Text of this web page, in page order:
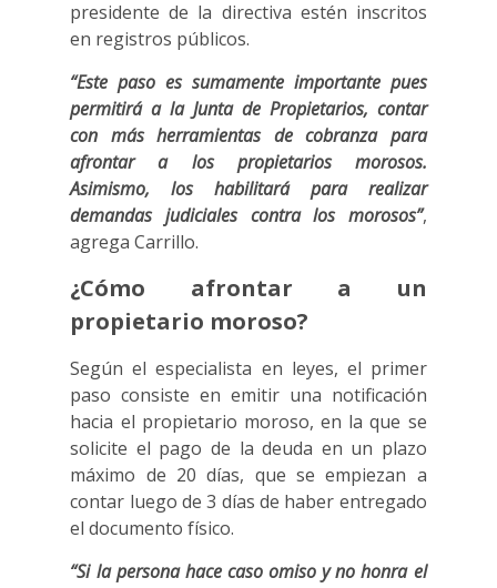
presidente de la directiva estén inscritos
en registros públicos.
“Este paso es sumamente importante pues
permitirá a la Junta de Propietarios, contar
con más herramientas de cobranza para
afrontar a los propietarios morosos.
Asimismo, los habilitará para realizar
demandas judiciales contra los morosos”,
agrega Carrillo.
¿Cómo afrontar a un
propietario moroso?
Según el especialista en leyes, el primer
paso consiste en emitir una notificación
hacia el propietario moroso, en la que se
solicite el pago de la deuda en un plazo
máximo de 20 días, que se empiezan a
contar luego de 3 días de haber entregado
el documento físico.
“Si la persona hace caso omiso y no honra el